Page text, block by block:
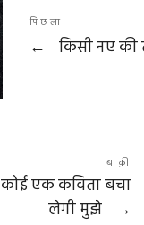
पिछला
← किसी नए की
बाक़ी
कोई एक कविता बचा
लेगी मुझे
→